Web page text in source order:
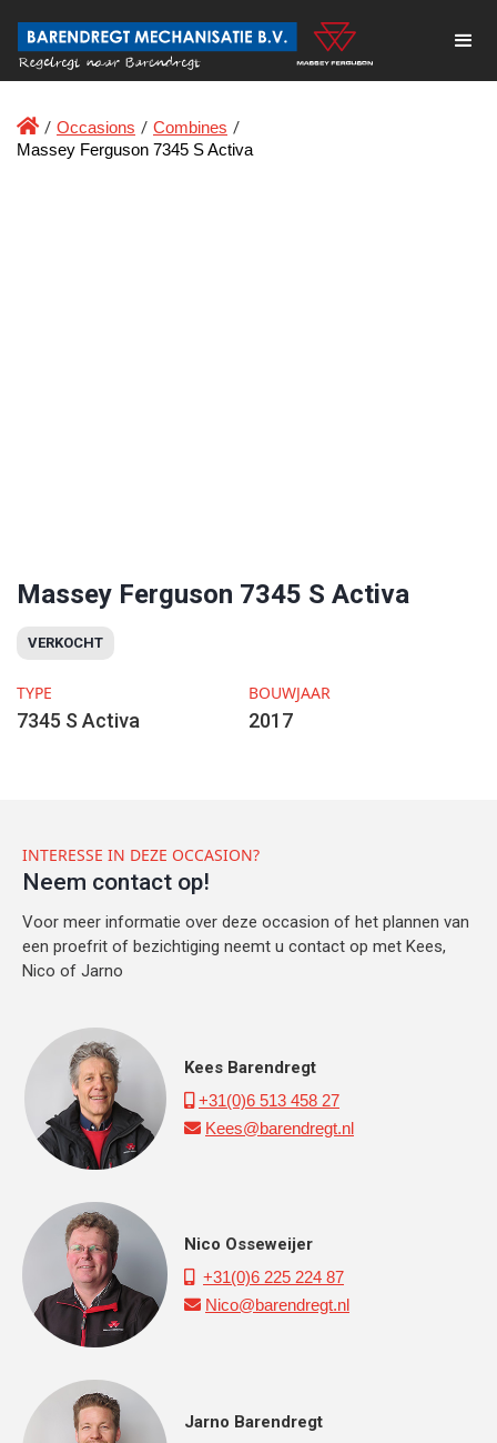
 / Occasions / Combines /
Massey Ferguson 7345 S Activa
Massey Ferguson 7345 S Activa
VERKOCHT
TYPE
7345 S Activa
BOUWJAAR
2017
INTERESSE IN DEZE OCCASION?
Neem contact op!
Voor meer informatie over deze occasion of het plannen van
een proefrit of bezichtiging neemt u contact op met Kees,
Nico of Jarno
Kees Barendregt
 +31(0)6 513 458 27
 Kees@barendregt.nl
Nico Osseweijer
 +31(0)6 225 224 87
 Nico@barendregt.nl
Jarno Barendregt